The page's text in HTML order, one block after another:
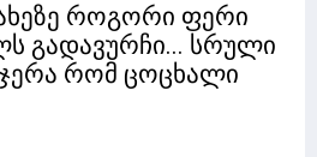
როგორი ფერი
გადავურჩი... სრული
რომ ცოცხალი